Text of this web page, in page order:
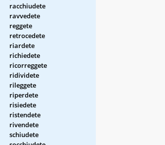
racchiudete
ravvedete
reggete
retrocedete
riardete
richiedete
ricorreggete
ridividete
rileggete
riperdete
risiedete
ristendete
rivendete
schiudete